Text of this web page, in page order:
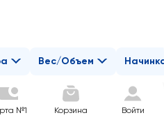
Вес/Объем
№1 Корзина Войти